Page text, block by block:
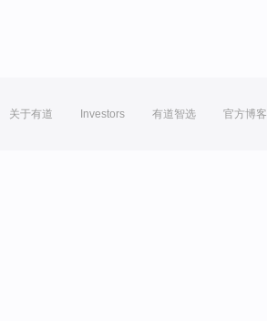
关于有道 Investors 有道智选 官方博客